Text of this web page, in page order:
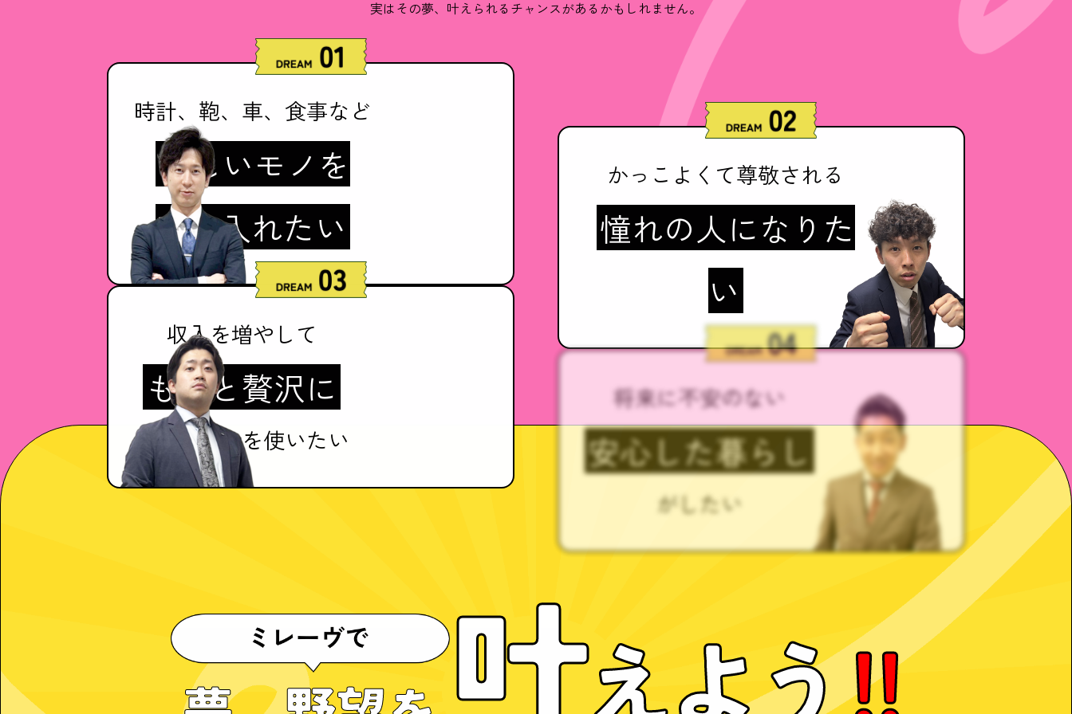
実はその夢、叶えられるチャンスがあるかもしれません。
時計、鞄、車、食事など
欲しいモノを
手に入れたい
かっこよくて尊敬される
憧れの人になりた
い
収入を増やして
もっと贅沢に
自由にお金を使いたい
将来に不安のない
安心した暮らし
がしたい
叶えよう!!